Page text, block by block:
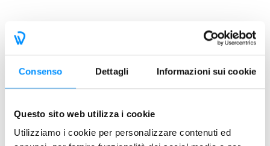
Consenso Dettagli Informazioni sui cookie
Questo sito web utilizza i cookie
Utilizziamo i cookie per personalizzare contenuti ed